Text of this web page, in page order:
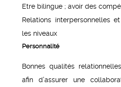
Etre bilingue ; avoir des
Relations interpersonnelles
les niveaux
Personnalité
Bonnes qualités
afin d’assurer une